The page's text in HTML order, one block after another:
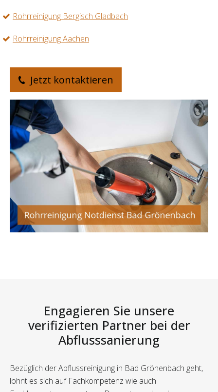
Rohrreinigung Bergisch Gladbach
Rohrreinigung Aachen
Jetzt kontaktieren
Engagieren Sie unsere
verifizierten Partner bei der
Abflusssanierung
Bezüglich der Abflussreinigung in Bad Grönenbach geht,
lohnt es sich auf Fachkompetenz wie auch